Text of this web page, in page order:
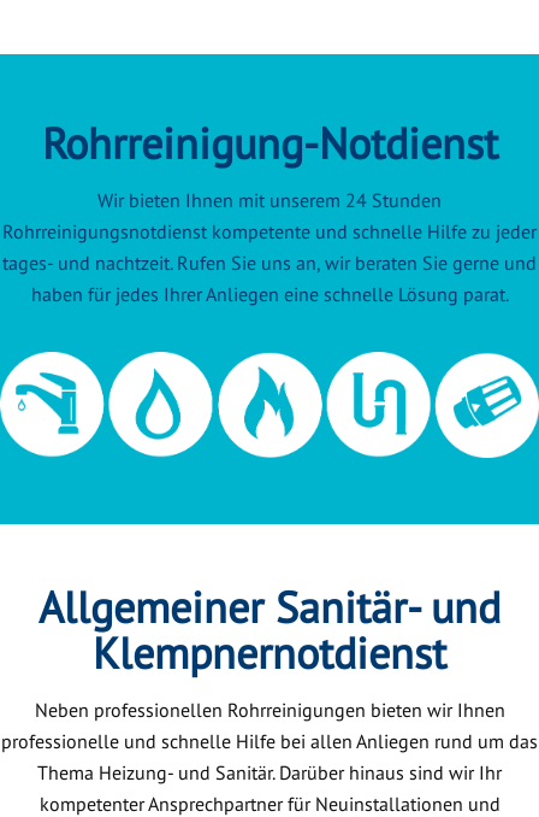
Rohrreinigung-Notdienst
Wir bieten Ihnen mit unserem 24 Stunden
Rohrreinigungsnotdienst kompetente und schnelle Hilfe zu jeder
tages- und nachtzeit. Rufen Sie uns an, wir beraten Sie gerne und
haben für jedes Ihrer Anliegen eine schnelle Lösung parat.
Allgemeiner Sanitär- und
Klempnernotdienst
Neben professionellen Rohrreinigungen bieten wir Ihnen
professionelle und schnelle Hilfe bei allen Anliegen rund um das
Thema Heizung- und Sanitär. Darüber hinaus sind wir Ihr
kompetenter Ansprechpartner für Neuinstallationen und